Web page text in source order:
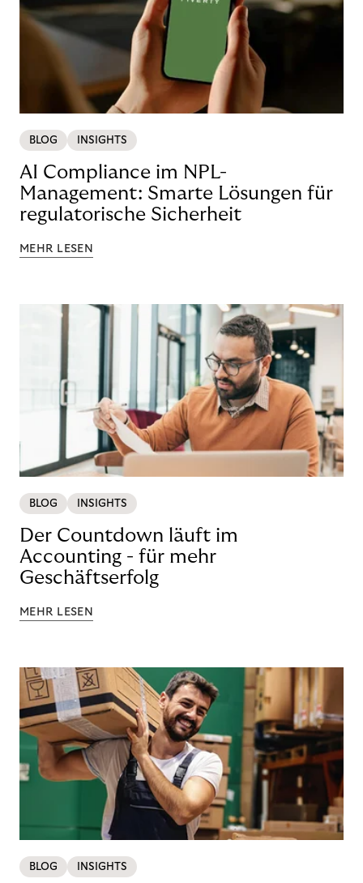
BLOG INSIGHTS
AI Compliance im NPL-
Management: Smarte Lösungen für
regulatorische Sicherheit
MEHR LESEN
BLOG INSIGHTS
Der Countdown läuft im
Accounting - für mehr
Geschäftserfolg
MEHR LESEN
BLOG INSIGHTS